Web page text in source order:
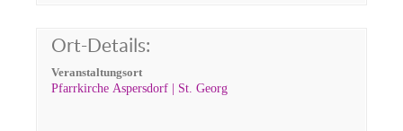
Ort-Details:
Veranstaltungsort
Pfarrkirche Aspersdorf | St. Georg